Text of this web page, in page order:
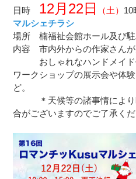
日時 12月22日 （土） 10
マルシェチラシ
場所 楠福祉会館ホール及び
内容 市内外からの作家さん
おしゃれなハンドメイド
ワークショップの展示会や体
ど。
＊天候等の諸事情により
合がございますのでご了承くだ